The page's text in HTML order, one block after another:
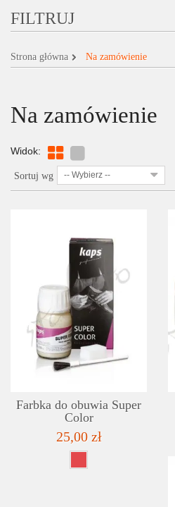
FILTRUJ
Strona główna Na zamówienie
Na zamówienie
Widok:
Sortuj wg -- Wybierz --
Farbka do obuwia Super
Color
25,00 zł